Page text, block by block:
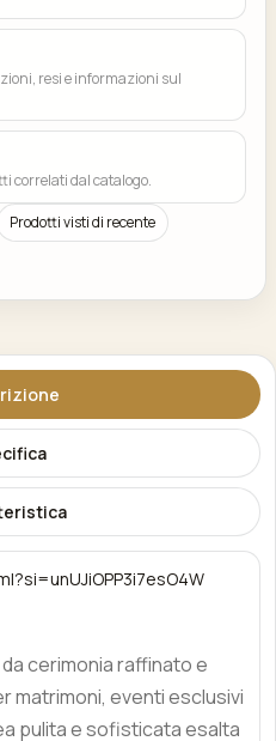
resi e informazioni sul
correlati dal catalogo.
Prodotti visti di recente
da cerimonia raffinato e
eventi esclusivi
pulita e sofisticata esalta